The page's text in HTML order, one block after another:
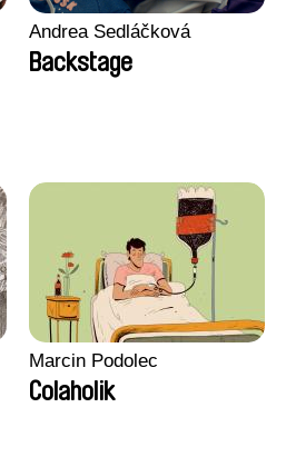
Andrea Sedláčková
Backstage
Marcin Podolec
Colaholik